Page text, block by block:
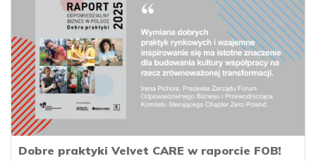
Dobre praktyki Velvet CARE w raporcie FOB!